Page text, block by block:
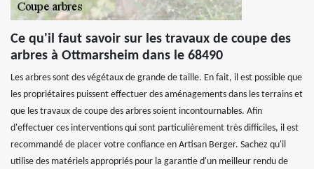
Ce qu'il faut savoir sur les travaux de coupe des
arbres à Ottmarsheim dans le 68490
Les arbres sont des végétaux de grande de taille. En fait, il est possible que
les propriétaires puissent effectuer des aménagements dans les terrains et
que les travaux de coupe des arbres soient incontournables. Afin
d'effectuer ces interventions qui sont particulièrement très difficiles, il est
recommandé de placer votre confiance en Artisan Berger. Sachez qu'il
utilise des matériels appropriés pour la garantie d'un meilleur rendu de